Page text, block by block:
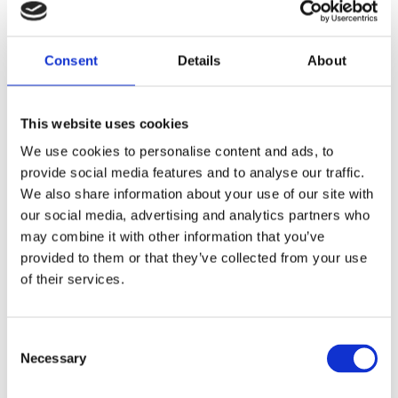
Consent Details About
This website uses cookies
We use cookies to personalise content and ads, to
provide social media features and to analyse our traffic.
We also share information about your use of our site with
our social media, advertising and analytics partners who
may combine it with other information that you’ve
provided to them or that they’ve collected from your use
of their services.
Selection
Necessary
Viteza de ridicare
Voltaj
400 / 50 V / Hz
Lungime maxima
10 mm
Inaltime maxima
150 m
Sarcina maxima
850 - 650 kN/m2
Diametru cablu
8,6 mm
Forta de ridicare